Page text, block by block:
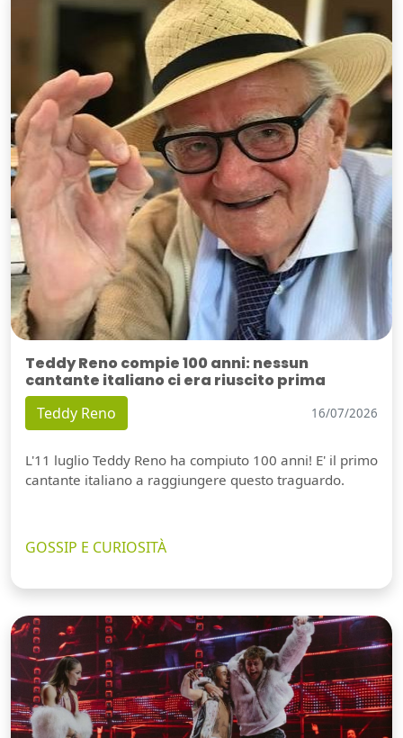
Teddy Reno compie 100 anni: nessun
cantante italiano ci era riuscito prima
Teddy Reno 16/07/2026
L'11 luglio Teddy Reno ha compiuto 100 anni! E' il primo
cantante italiano a raggiungere questo traguardo.
GOSSIP E CURIOSITÀ